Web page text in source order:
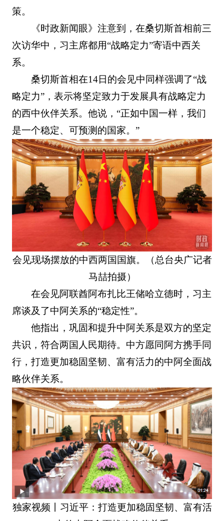
策。
《时政新闻眼》注意到，在桑切斯首相前三
次访华中，习主席都用“战略定力”寄语中西关
系。
桑切斯首相在14日的会见中同样强调了“战
略定力”，表示将坚定致力于发展具有战略定力
的西中伙伴关系。他说，“正如中国一样，我们
是一个稳定、可预测的国家。”
会见现场摆放的中西两国国旗。（总台央广记者
马喆拍摄）
在会见阿联酋阿布扎比王储哈立德时，习主
席谈及了中阿关系的“稳定性”。
他指出，巩固和提升中阿关系是双方的坚定
共识，符合两国人民期待。中方愿同阿方携手同
行，打造更加稳固坚韧、富有活力的中阿全面战
略伙伴关系。
独家视频丨习近平：打造更加稳固坚韧、富有活